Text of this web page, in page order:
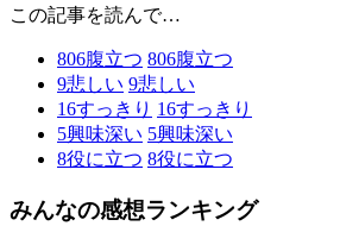
この記事を読んで…
806腹立つ 806腹立つ
9悲しい 9悲しい
16すっきり 16すっきり
5興味深い 5興味深い
8役に立つ 8役に立つ
みんなの感想ランキング